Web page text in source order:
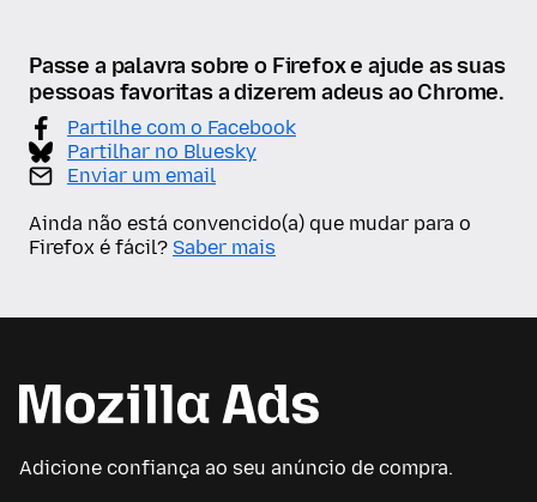
Passe a palavra sobre o Firefox e ajude as suas
pessoas favoritas a dizerem adeus ao Chrome.
Partilhe com o Facebook
Partilhar no Bluesky
Enviar um email
Ainda não está convencido(a) que mudar para o
Firefox é fácil? Saber mais
Adicione confiança ao seu anúncio de compra.